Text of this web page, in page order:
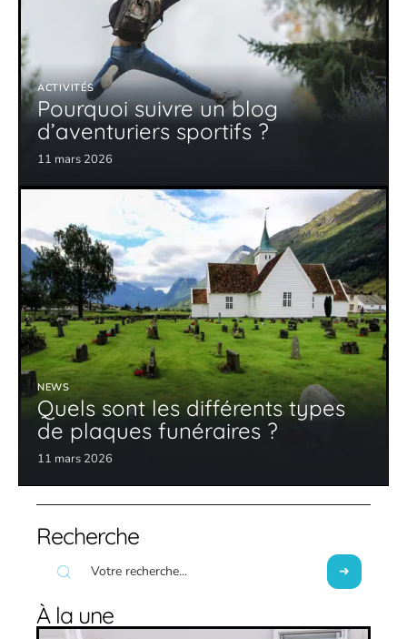
ACTIVITÉS
Pourquoi suivre un blog
d’aventuriers sportifs ?
11 mars 2026
NEWS
Quels sont les différents types
de plaques funéraires ?
11 mars 2026
Recherche
À la une